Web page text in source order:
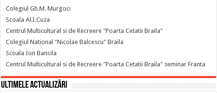
Colegiul Gh.M. Murgoci
Scoala Al.I.Cuza
Centrul Multicultural si de Recreere "Poarta Cetatii Braila"
Colegiul National "Nicolae Balcescu" Braila
Scoala Ion Bancila
Centrul Multicultural si de Recreere "Poarta Cetatii Braila" seminar Franta
Ultimele actualizări